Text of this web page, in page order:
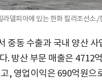
라델피아에 있는 한화 필리조선소./
중동 수출과 국내 양산 사
. 방산 부문 매출은 4712
, 영업이익은 690억원으